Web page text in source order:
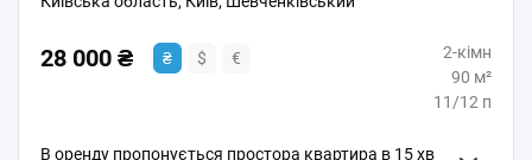
28 000 ₴ ₴ $ €
2-кімн
90 м²
11/12 п
В оренду пропонується простора квартира в 15 хв